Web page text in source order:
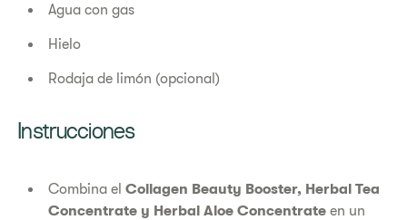
Agua con gas
Hielo
Rodaja de limón (opcional)
Instrucciones​
Combina elCollagen Beauty Booster, Herbal Tea
Concentrate y Herbal Aloe Concentrate en un